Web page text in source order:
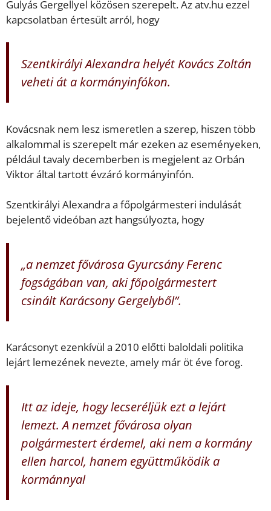
Gulyás Gergellyel közösen szerepelt. Az atv.hu ezzel
kapcsolatban értesült arról, hogy
Szentkirályi Alexandra helyét Kovács Zoltán
veheti át a kormányinfókon.
Kovácsnak nem lesz ismeretlen a szerep, hiszen több
alkalommal is szerepelt már ezeken az eseményeken,
például tavaly decemberben is megjelent az Orbán
Viktor által tartott évzáró kormányinfón.
Szentkirályi Alexandra a főpolgármesteri indulását
bejelentő videóban azt hangsúlyozta, hogy
„a nemzet fővárosa Gyurcsány Ferenc
fogságában van, aki főpolgármestert
csinált Karácsony Gergelyből”.
Karácsonyt ezenkívül a 2010 előtti baloldali politika
lejárt lemezének nevezte, amely már öt éve forog.
Itt az ideje, hogy lecseréljük ezt a lejárt
lemezt. A nemzet fővárosa olyan
polgármestert érdemel, aki nem a kormány
ellen harcol, hanem együttműködik a
kormánnyal